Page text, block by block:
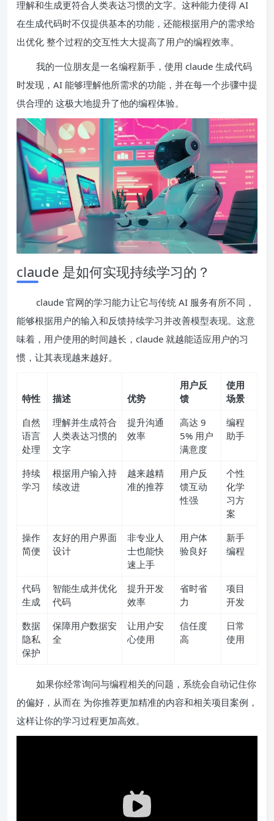
理解和生成更符合人类表达习惯的文字。这种能力使得 AI
在生成代码时不仅提供基本的功能，还能根据用户的需求给
出优化 整个过程的交互性大大提高了用户的编程效率。
我的一位朋友是一名编程新手，使用 claude 生成代码
时发现，AI 能够理解他所需求的功能，并在每一个步骤中提
供合理的 这极大地提升了他的编程体验。
claude 是如何实现持续学习的？
claude 官网的学习能力让它与传统 AI 服务有所不同，
能够根据用户的输入和反馈持续学习并改善模型表现。这意
味着，用户使用的时间越长，claude 就越能适应用户的习
惯，让其表现越来越好。
特性 描述 优势
用户反
馈
使用
场景
自然
语言
处理
理解并生成符合
人类表达习惯的
文字
提升沟通
效率
高达 9
5% 用户
满意度
编程
助手
持续
学习
根据用户输入持
续改进
越来越精
准的推荐
用户反
馈互动
性强
个性
化学
习方
案
操作
简便
友好的用户界面
设计
非专业人
士也能快
速上手
用户体
验良好
新手
编程
代码
生成
智能生成并优化
代码
提升开发
效率
省时省
力
项目
开发
数据
隐私
保护
保障用户数据安
全
让用户安
心使用
信任度
高
日常
使用
如果你经常询问与编程相关的问题，系统会自动记住你
的偏好，从而在 为你推荐更加精准的内容和相关项目案例，
这样让你的学习过程更加高效。